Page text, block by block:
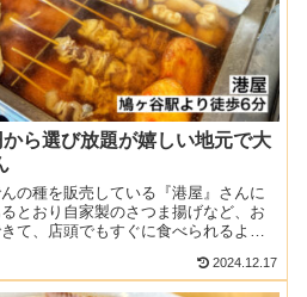
ら選び放題が嬉しい地元で大
の種を販売している『港屋』さんに
とおり自家製のさつま揚げなど、お
て、店頭でもすぐに食べられるよう
2024.12.17